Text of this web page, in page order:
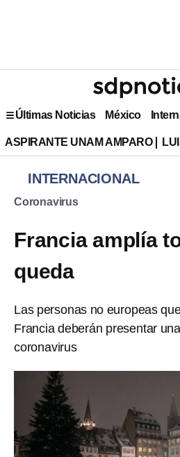
Últimas Noticias México
ASPIRANTE UNAM AMPARO
INTERNACIONAL
Coronavirus
Francia amplía
queda
Las personas no europeas
Francia deberán presentar
coronavirus